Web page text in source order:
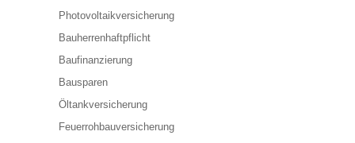
Photovoltaikversicherung
Bauherrenhaftpflicht
Baufinanzierung
Bausparen
Öltankversicherung
Feuerrohbauversicherung